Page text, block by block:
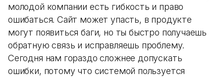
молодой компании есть гибкость и право
ошибаться. Сайт может упасть, в продукте
могут появиться баги, но ты быстро получаешь
обратную связь и исправляешь проблему.
Сегодня нам гораздо сложнее допускать
ошибки, потому что системой пользуется